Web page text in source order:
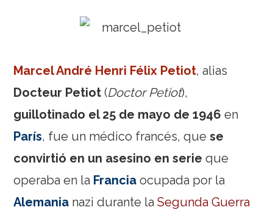
Marcel André Henri Félix Petiot, alias
Docteur Petiot (Doctor Petiot),
guillotinado el 25 de mayo de 1946 en
París, fue un médico francés, que se
convirtió en un asesino en serie que
operaba en la Franciaocupada por la
Alemania nazi durante laSegunda Guerra